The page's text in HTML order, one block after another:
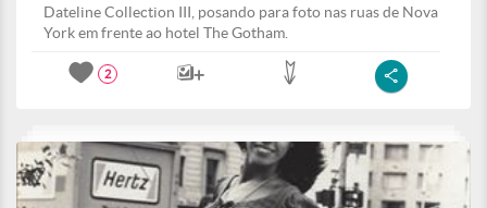
Dateline Collection III, posando para foto nas ruas de Nova
York em frente ao hotel The Gotham.
2